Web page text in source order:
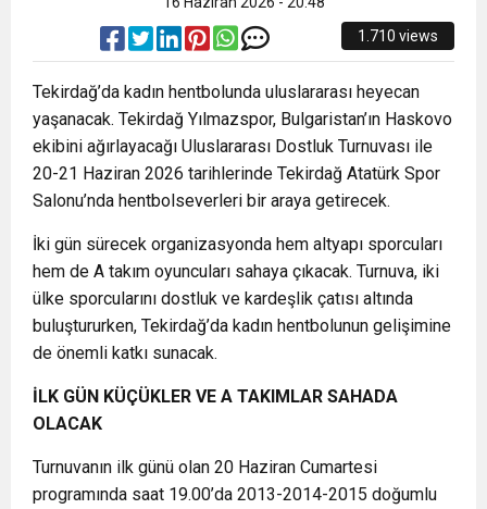
1.710 views
Tekirdağ’da kadın hentbolunda uluslararası heyecan
yaşanacak. Tekirdağ Yılmazspor, Bulgaristan’ın Haskovo
ekibini ağırlayacağı Uluslararası Dostluk Turnuvası ile
20-21 Haziran 2026 tarihlerinde Tekirdağ Atatürk Spor
Salonu’nda hentbolseverleri bir araya getirecek.
İki gün sürecek organizasyonda hem altyapı sporcuları
hem de A takım oyuncuları sahaya çıkacak. Turnuva, iki
ülke sporcularını dostluk ve kardeşlik çatısı altında
buluştururken, Tekirdağ’da kadın hentbolunun gelişimine
de önemli katkı sunacak.
İLK GÜN KÜÇÜKLER VE A TAKIMLAR SAHADA
OLACAK
Turnuvanın ilk günü olan 20 Haziran Cumartesi
programında saat 19.00’da 2013-2014-2015 doğumlu